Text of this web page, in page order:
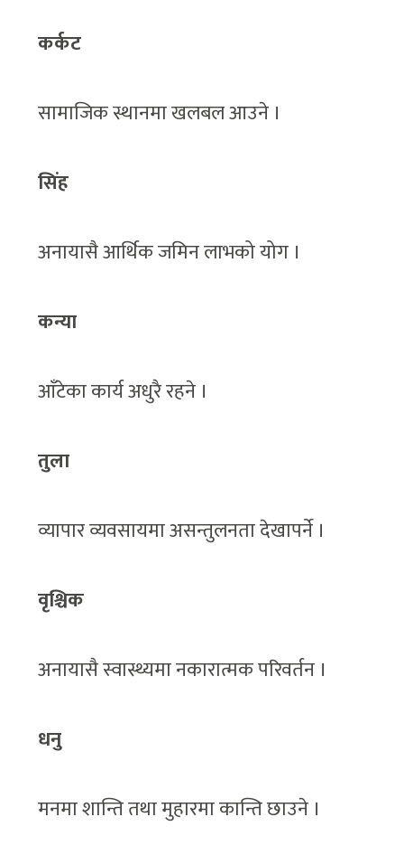
कर्कट
सामाजिक स्थानमा खलबल आउने ।
सिंह
अनायासै आर्थिक जमिन लाभको योग ।
कन्या
आँटेका कार्य अधुरै रहने ।
तुला
व्यापार व्यवसायमा असन्तुलनता देखापर्ने ।
वृश्चिक
अनायासै स्वास्थ्यमा नकारात्मक परिवर्तन ।
धनु
मनमा शान्ति तथा मुहारमा कान्ति छाउने ।